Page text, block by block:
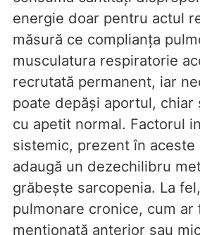
energie doar pentru actul
măsură ce complianța
musculatura respiratorie
recrutată permanent, iar
poate depăși aportul, chiar
cu apetit normal. Factorul
sistemic, prezent în aceste
adaugă un dezechilibru
grăbește sarcopenia. La
pulmonare cronice, cum ar
menționată anterior sau